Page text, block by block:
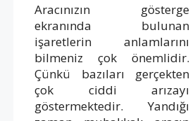
Aracınızın gösterge
ekranında bulunan
işaretlerin anlamlarını
bilmeniz çok önemlidir.
Çünkü bazıları gerçekten
çok ciddi arızayı
göstermektedir. Yandığı